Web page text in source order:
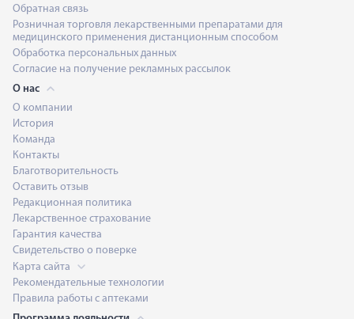
Обратная связь
Розничная торговля лекарственными препаратами для
медицинского применения дистанционным способом
Обработка персональных данных
Согласие на получение рекламных рассылок
О нас
О компании
История
Команда
Контакты
Благотворительность
Оставить отзыв
Редакционная политика
Лекарственное страхование
Гарантия качества
Свидетельство о поверке
Карта сайта
Рекомендательные технологии
Правила работы с аптеками